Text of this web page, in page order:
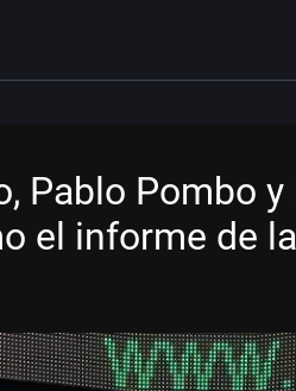
Pablo Pombo y
el informe de